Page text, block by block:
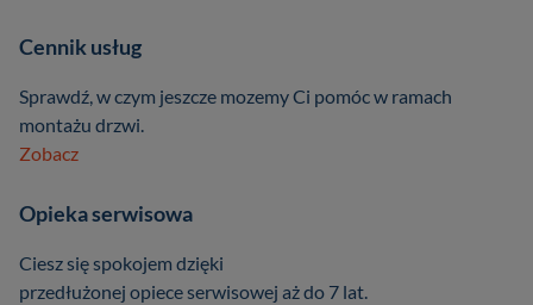
Cennik usług
Sprawdź, w czym jeszcze mozemy Ci pomóc w ramach
montażu drzwi.
Zobacz
Opieka serwisowa
Ciesz się spokojem dzięki
przedłużonej opiece serwisowej aż do 7 lat.